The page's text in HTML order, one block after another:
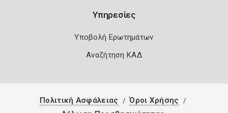
Υπηρεσίες
Υποβολή Ερωτημάτων
Αναζήτηση ΚΑΔ
Πολιτική Ασφάλειας
Όροι Χρήσης